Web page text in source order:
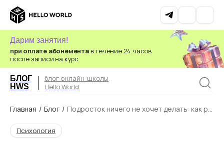
при оплате абонементав течение 24 часов
после записи на курс
Дарим занятия!
БЛОГ
HWS
блог онлайн-школы
Hello World
Главная / Блог / Подросток ничего не хочет делать: как ро
Психология